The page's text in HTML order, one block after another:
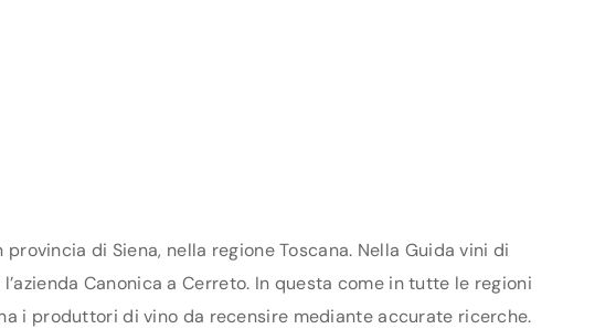
di Siena, nella regione Toscana. Nella Guida vini di
Canonica a Cerreto. In questa come in tutte le regioni
i produttori di vino da recensire mediante accurate ricerche.